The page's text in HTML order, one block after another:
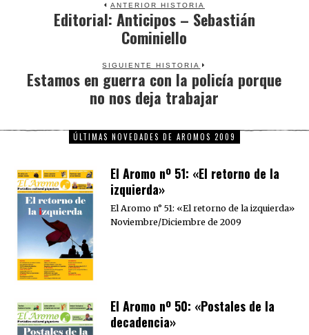
ANTERIOR HISTORIA
Previous
post:
Editorial: Anticipos – Sebastián
Cominiello
SIGUIENTE HISTORIA
Next
post:
Estamos en guerra con la policía porque
no nos deja trabajar
ÚLTIMAS NOVEDADES DE AROMOS 2009
El Aromo nº 51: «El retorno de la
izquierda»
El Aromo n° 51: «El retorno de la izquierda»
Noviembre/Diciembre de 2009
El Aromo nº 50: «Postales de la
decadencia»